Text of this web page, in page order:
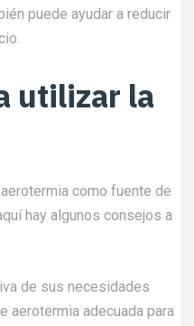
puede ayudar a reducir
utilizar la
como fuente de
hay algunos consejos a
de sus necesidades
aerotermia adecuada para